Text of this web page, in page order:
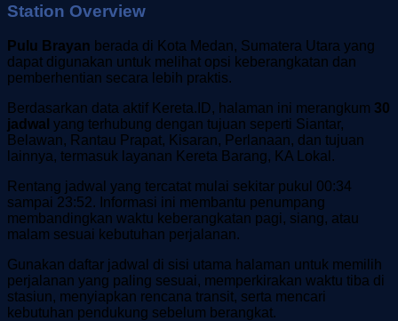
Station Overview
Pulu Brayan berada di Kota Medan, Sumatera Utara yang
dapat digunakan untuk melihat opsi keberangkatan dan
pemberhentian secara lebih praktis.
Berdasarkan data aktif Kereta.ID, halaman ini merangkum 30
jadwal yang terhubung dengan tujuan seperti Siantar,
Belawan, Rantau Prapat, Kisaran, Perlanaan, dan tujuan
lainnya, termasuk layanan Kereta Barang, KA Lokal.
Rentang jadwal yang tercatat mulai sekitar pukul 00:34
sampai 23:52. Informasi ini membantu penumpang
membandingkan waktu keberangkatan pagi, siang, atau
malam sesuai kebutuhan perjalanan.
Gunakan daftar jadwal di sisi utama halaman untuk memilih
perjalanan yang paling sesuai, memperkirakan waktu tiba di
stasiun, menyiapkan rencana transit, serta mencari
kebutuhan pendukung sebelum berangkat.